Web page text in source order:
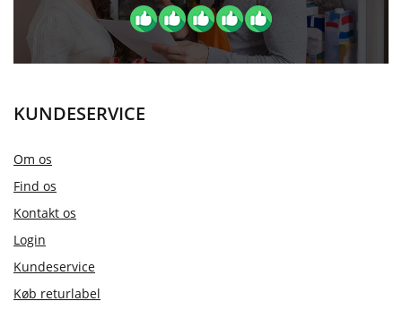
KUNDESERVICE
Om os
Find os
Kontakt os
Login
Kundeservice
Køb returlabel